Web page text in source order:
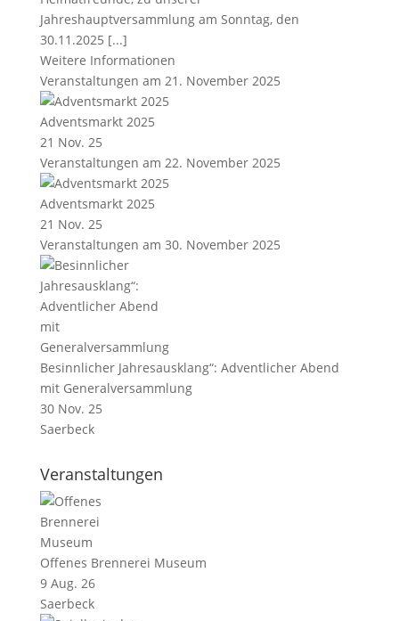
Jahreshauptversammlung am Sonntag, den
30.11.2025 [...]
Weitere Informationen
Veranstaltungen am 21. November 2025
Adventsmarkt 2025
21 Nov. 25
Veranstaltungen am 22. November 2025
Adventsmarkt 2025
21 Nov. 25
Veranstaltungen am 30. November 2025
Besinnlicher Jahresausklang“: Adventlicher Abend
mit Generalversammlung
30 Nov. 25
Saerbeck
Veranstaltungen
Offenes Brennerei Museum
9 Aug. 26
Saerbeck